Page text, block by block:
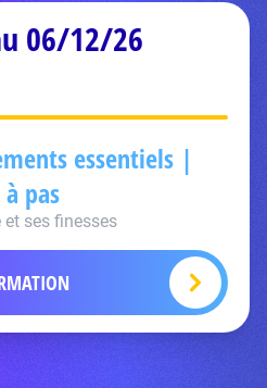
06/12/26
essentiels |
pas
ses finesses